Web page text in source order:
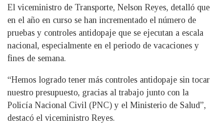
El viceministro de Transporte, Nelson Reyes, detalló que
en el año en curso se han incrementado el número de
pruebas y controles antidopaje que se ejecutan a escala
nacional, especialmente en el periodo de vacaciones y
fines de semana.
“Hemos logrado tener más controles antidopaje sin tocar
nuestro presupuesto, gracias al trabajo junto con la
Policía Nacional Civil (PNC) y el Ministerio de Salud”,
destacó el viceministro Reyes.